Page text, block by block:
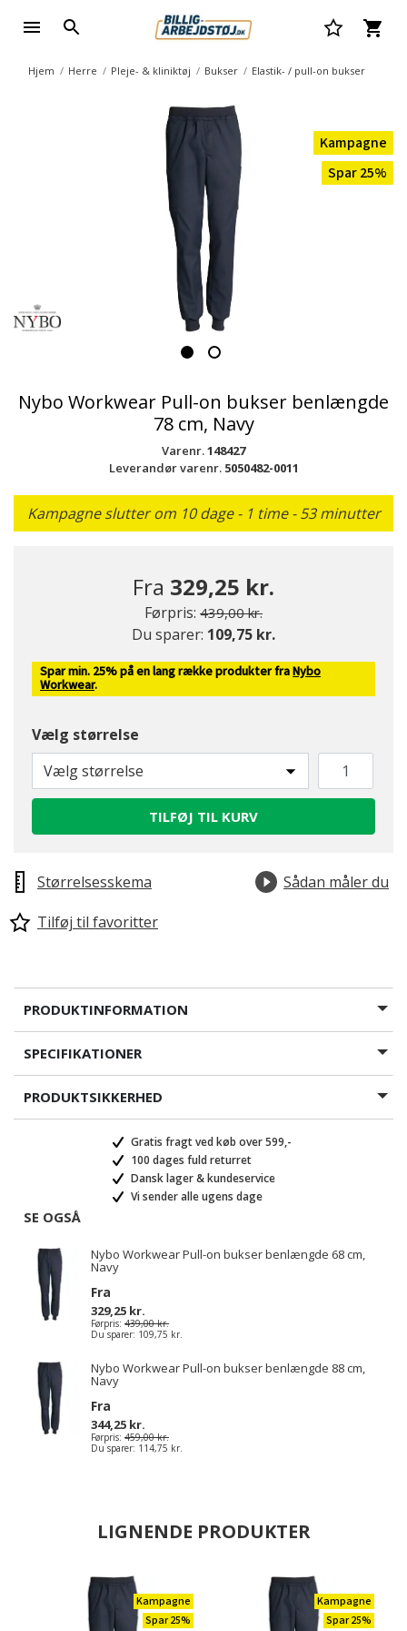
Hjem Herre Pleje- & kliniktøj Bukser Elastik- / pull-on bukser
Kampagne
Spar 25%
Nybo Workwear Pull-on bukser benlængde
78 cm, Navy
Varenr.148427
Leverandør varenr. 5050482-0011
Kampagne slutter om 10 dage - 1 time - 53 minutter
Fra 329,25 kr.
Førpris: Pris nedsat fra
439,00 kr.til
Du sparer: 109,75 kr.
Spar min. 25% på en lang række produkter fraNybo
Workwear.
Vælg størrelse
Vælg størrelse
TILFØJ TIL KURV
Størrelsesskema
Sådan måler du
Tilføj til favoritter
PRODUKTINFORMATION
SPECIFIKATIONER
PRODUKTSIKKERHED
Gratis fragt ved køb over 599,-
100 dages fuld returret
Dansk lager & kundeservice
Vi sender alle ugens dage
SE OGSÅ
Nybo Workwear Pull-on bukser benlængde 68 cm,
Navy
Fra
329,25 kr.
Førpris: 439,00 kr.
Du sparer: 109,75 kr.
Nybo Workwear Pull-on bukser benlængde 88 cm,
Navy
Fra
344,25 kr.
Førpris: 459,00 kr.
Du sparer: 114,75 kr.
LIGNENDE PRODUKTER
Kampagne
Spar 25%
Kampagne
Spar 25%